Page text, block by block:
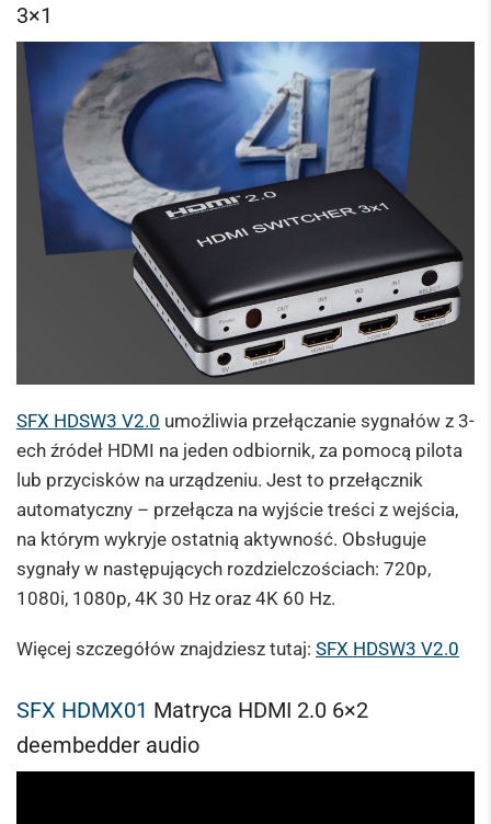
3×1
SFX HDSW3 V2.0 umożliwia przełączanie sygnałów z 3-
ech źródeł HDMI na jeden odbiornik, za pomocą pilota
lub przycisków na urządzeniu. Jest to przełącznik
automatyczny – przełącza na wyjście treści z wejścia,
na którym wykryje ostatnią aktywność. Obsługuje
sygnały w następujących rozdzielczościach: 720p,
1080i, 1080p, 4K 30 Hz oraz 4K 60 Hz.
Więcej szczegółów znajdziesz tutaj: SFX HDSW3 V2.0
SFX HDMX01 Matryca HDMI 2.0 6×2
deembedder audio